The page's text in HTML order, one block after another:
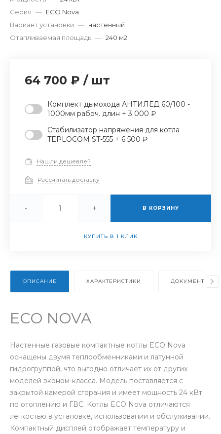
Серия — ECO Nova
Вариант установки — настенный
Отапливаемая площадь — 240 м2
64 700 ₽ / шт
Комплект дымохода АНТИЛЕД 60/100 -
1000мм рабоч. длин + 3 000 ₽
Стабилизатор напряжения для котла
TEPLOCOM ST-555 + 6 500 ₽
Нашли дешевле?
Рассчитать доставку
- + В КОРЗИНУ
КУПИТЬ В 1 КЛИК
ОПИСАНИЕ ХАРАКТЕРИСТИКИ ДОКУМЕНТЫ
ECO NOVA
Настенные газовые компактные котлы ECO Nova
оснащены двумя теплообменниками и латунной
гидрогруппой, что выгодно отличает их от других
моделей эконом-класса. Модель поставляется с
закрытой камерой сгорания и имеет мощность 24 кВт
по отоплению и ГВС. Котлы ECO Nova отличаются
легкостью в установке, использовании и обслуживании.
Компактный дисплей отображает температуру и